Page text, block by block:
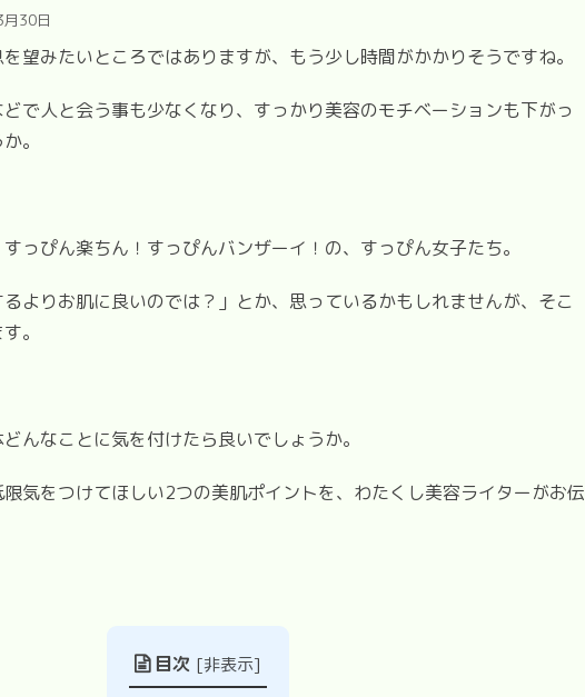
30日
望みたいところではありますが、もう少し時間がかかりそうですね。
で人と会う事も少なくなり、すっかり美容のモチベーションも下がっ
。
っぴん楽ちん！すっぴんバンザーイ！の、すっぴん女子たち。
るよりお肌に良いのでは？」とか、思っているかもしれませんが、そこ
。
んなことに気を付けたら良いでしょうか。
気をつけてほしい2つの美肌ポイントを、わたくし美容ライターがお伝
目次 [非表示]